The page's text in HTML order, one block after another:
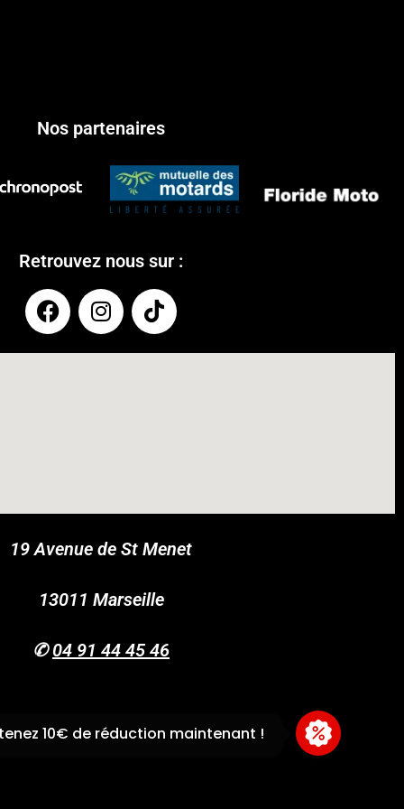
Nos partenaires
Retrouvez nous sur :
19 Avenue de St Menet
13011 Marseille
✆04 91 44 45 46
10€ de réduction maintenant !